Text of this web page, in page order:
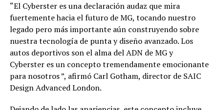
“El Cyberster es una declaración audaz que mira
fuertemente hacia el futuro de MG, tocando nuestro
legado pero más importante aún construyendo sobre
nuestra tecnología de punta y diseño avanzado. Los
autos deportivos son el alma del ADN de MG y
Cyberster es un concepto tremendamente emocionante
para nosotros ”, afirmó Carl Gotham, director de SAIC
Design Advanced London.